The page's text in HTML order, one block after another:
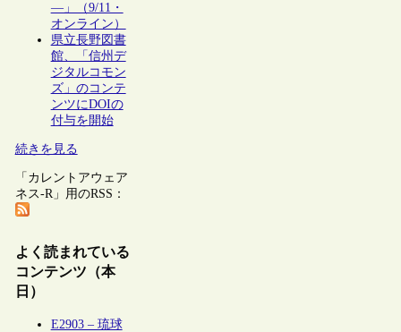
―」（9/11・
オンライン）
県立長野図書
館、「信州デ
ジタルコモン
ズ」のコンテ
ンツにDOIの
付与を開始
続きを見る
「カレントアウェア
ネス-R」用のRSS：
よく読まれている
コンテンツ（本
日）
E2903 – 琉球